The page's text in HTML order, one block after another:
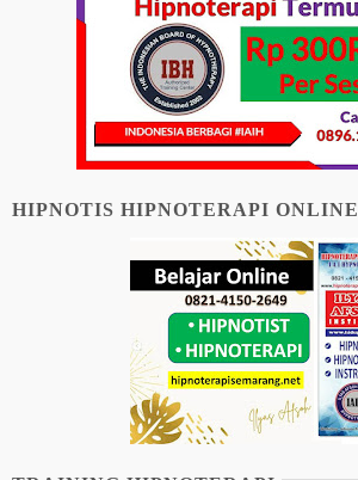
HIPNOTIS HIPNOTERAPI ONLINE